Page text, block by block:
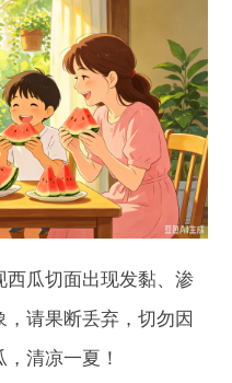
瓜切面出现发黏、渗
请果断丢弃，切勿因
清凉一夏！